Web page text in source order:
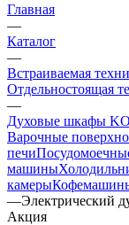
Главная
—
Каталог
—
Встраиваемая
Отдельностоящая
—
Духовые шкафы
Варочные
печи
машины
камеры
—Электрический
Акция